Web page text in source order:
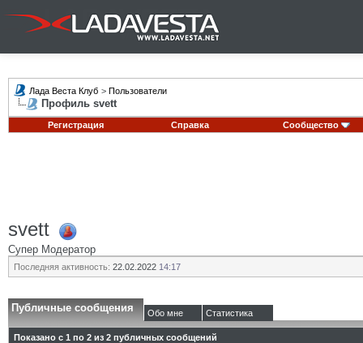
Лада Веста Клуб > Пользователи
Профиль svett
Регистрация Справка Сообщество
svett
Супер Модератор
Последняя активность: 22.02.2022 14:17
Публичные сообщения Обо мне Статистика
Показано с 1 по 2 из 2 публичных сообщений